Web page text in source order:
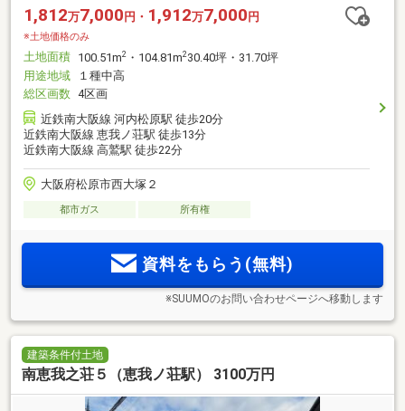
1,812万7,000 円・ 1,912万7,000 円
※土地価格のみ
土地面積 100.51m2 ・104.81m230.40坪・31.70坪
用途地域
１種中高
総区画数 4区画
近鉄南大阪線 河内松原駅 徒歩20分
近鉄南大阪線 恵我ノ荘駅 徒歩13分
近鉄南大阪線 高鷲駅 徒歩22分
大阪府松原市西大塚２
都市ガス 所有権
資料をもらう(無料)
※SUUMOのお問い合わせページへ移動します
建築条件付土地
南恵我之荘５（恵我ノ荘駅） 3100万円